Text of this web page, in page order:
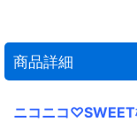
商品詳細
ニコニコ♡SWEET